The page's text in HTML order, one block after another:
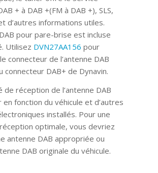
+ à DAB +(FM à DAB +), SLS,
d’autres informations utiles.
pour pare-brise est incluse
Utilisez DVN27AA156 pour
connecteur de l’antenne DAB
connecteur DAB+ de Dynavin.
de réception de l’antenne DAB
fonction du véhicule et d’autres
installés. Pour une
optimale, vous devriez
antenne DAB appropriée ou
DAB originale du véhicule.